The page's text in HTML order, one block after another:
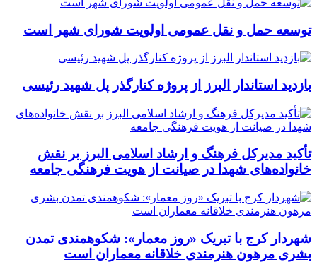
توسعه حمل و نقل عمومی اولویت شورای شهر است
بازدید استاندار البرز از پروژه کنارگذر پل شهید رئیسی
تأکید مدیرکل فرهنگ و ارشاد اسلامی البرز بر نقش
خانواده‌های شهدا در صیانت از هویت فرهنگی جامعه
شهردار کرج با تبریک «روز معمار»: شکوهمندی تمدن
بشری مرهون هنرمندی خلاقانه معماران است